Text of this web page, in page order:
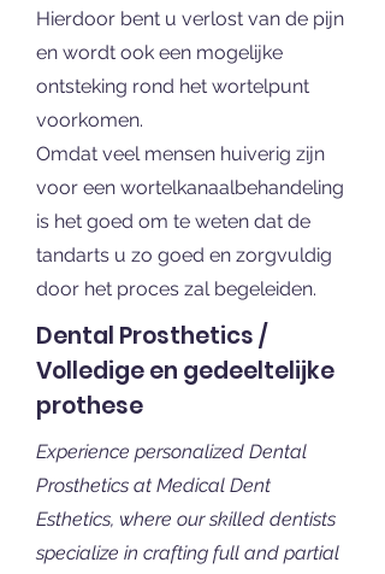
Hierdoor bent u verlost van de pijn
en wordt ook een mogelijke
ontsteking rond het wortelpunt
voorkomen.
Omdat veel mensen huiverig zijn
voor een wortelkanaalbehandeling
is het goed om te weten dat de
tandarts u zo goed en zorgvuldig
door het proces zal begeleiden.
Dental Prosthetics /
Volledige en gedeeltelijke
prothese
Experience personalized Dental
Prosthetics at Medical Dent
Esthetics, where our skilled dentists
specialize in crafting full and partial